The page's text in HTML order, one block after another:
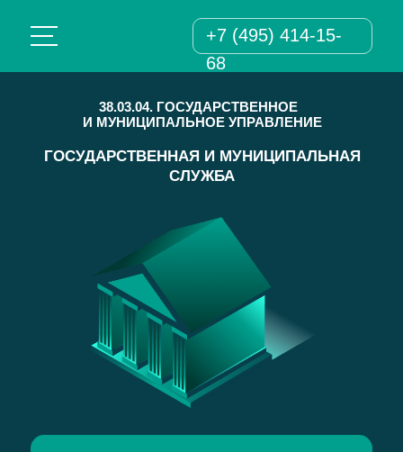
+7 (495) 414-15-
68
38.03.04. ГОСУДАРСТВЕННОЕ
И МУНИЦИПАЛЬНОЕ УПРАВЛЕНИЕ
ГОСУДАРСТВЕННАЯ И МУНИЦИПАЛЬНАЯ
СЛУЖБА